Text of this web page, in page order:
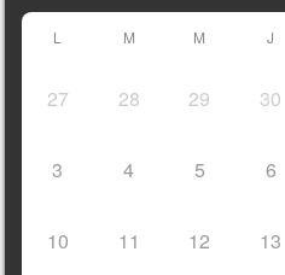
L M M J
27 28 29 30
3 4 5 6
10 11 12 13